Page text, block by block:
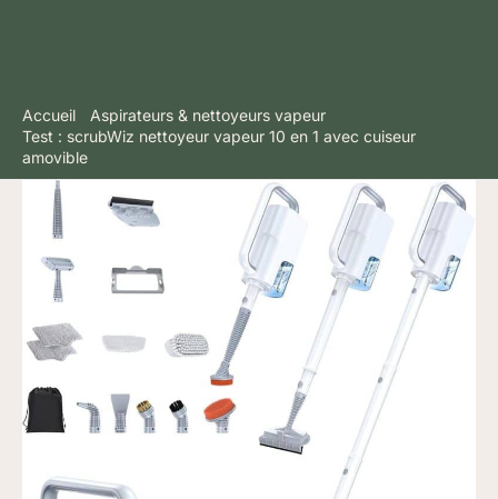
Accueil
Aspirateurs & nettoyeurs vapeur
Test : scrubWiz nettoyeur vapeur 10 en 1 avec cuiseur
amovible